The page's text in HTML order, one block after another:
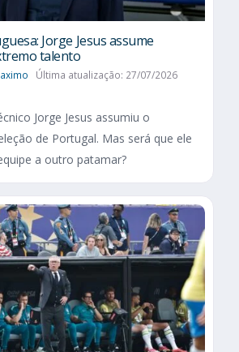
Jorge Jesus assume
talento
Última atualização: 27/07/2026
Jorge Jesus assumiu o
de Portugal. Mas será que ele
a outro patamar?